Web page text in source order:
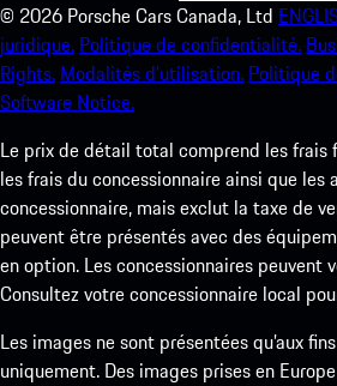
© 2026 Porsche Cars Canada, Ltd
juridique. Politique de confidentialité.
Rights. Modalités d’utilisation. Politique
Software Notice.
Le prix de détail total comprend les frais
les frais du concessionnaire ainsi que les
concessionnaire, mais exclut la taxe de
peuvent être présentés avec des
en option. Les concessionnaires peuvent
Consultez votre concessionnaire local
Les images ne sont présentées qu’aux
uniquement. Des images prises en